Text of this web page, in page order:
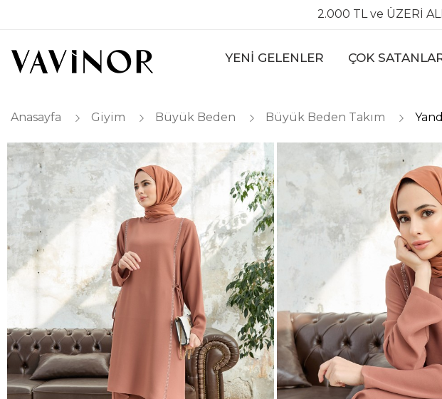
2.000 TL ve ÜZERİ
YENİ GELENLER ÇOK
Anasayfa Giyim Büyük Beden Büyük Beden Takım